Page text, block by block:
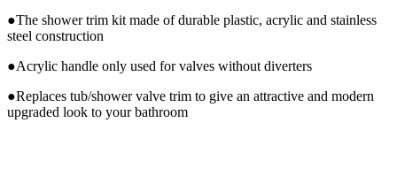
●The shower trim kit made of durable plastic, acrylic and stainless
steel construction
●Acrylic handle only used for valves without diverters
●Replaces tub/shower valve trim to give an attractive and modern
upgraded look to your bathroom